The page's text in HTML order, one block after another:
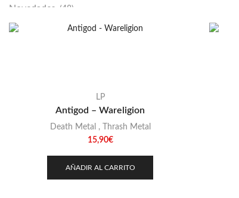
Novedades (48)
Vinilako
LP
Antigod – Wareligion
Death Metal ,
Thrash Metal
15,90€
AÑADIR AL CARRITO